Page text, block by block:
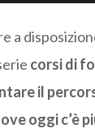
a
corsi di
il
oggi c’è